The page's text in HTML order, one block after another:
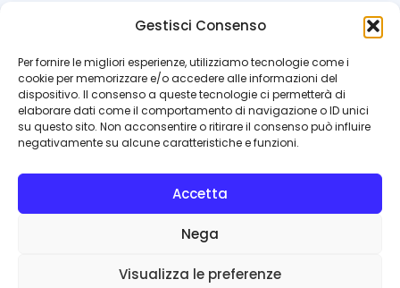
Gestisci Consenso
Per fornire le migliori esperienze, utilizziamo tecnologie come i
cookie per memorizzare e/o accedere alle informazioni del
dispositivo. Il consenso a queste tecnologie ci permetterà di
elaborare dati come il comportamento di navigazione o ID unici
su questo sito. Non acconsentire o ritirare il consenso può influire
negativamente su alcune caratteristiche e funzioni.
Accetta
Nega
Visualizza le preferenze
azzurrissimo.it
Il blog di riferimento per i tifosi del Napoli. News, interviste,
pagelle e calciomercato. Testata giornalistica registrata
al Tribunale di Napoli (n. 48 dell’08/10/2012). Direttore Luca
Perillo
INFO
Contattaci